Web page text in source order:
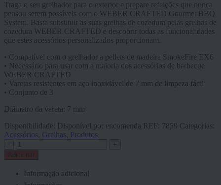
Traga o seu grelhador para o exterior e prepare refeições que nunca
pensou serem possíveis com o WEBER CRAFTED Gourmet BBQ
System. Basta substituir as suas grelhas de cozedura pelas grelhas de
cozedura WEBER CRAFTED e descobrir todas as funcionalidades
que estes acessórios personalizados proporcionam.
• Compatível com o grelhador a pellets de madeira SmokeFire EX6
• Necessário para usar com a maioria dos acessórios de barbecue
WEBER CRAFTED
• Varetas resistentes em aço inoxidável de 7 mm de limpeza fácil
• Conjunto de 3
Diâmetro da vareta: 7 mm
Disponibilidade:
Disponível por encomenda REF: 7859 Categorias:
Acessórios Grelhas Produtos
-
Informação adicional